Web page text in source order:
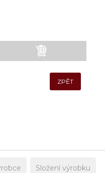
ZPĚT
Složení výrobku